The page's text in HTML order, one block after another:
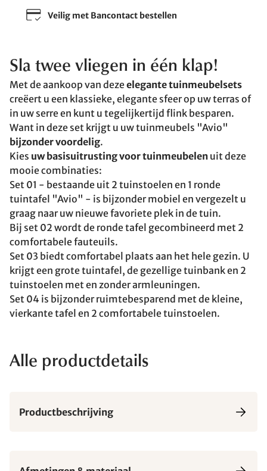
Veilig met Bancontact bestellen
Sla twee vliegen in één klap!
Met de aankoop van dezeelegante tuinmeubelsets
creëert u een klassieke, elegante sfeer op uw terras of
in uw serre en kunt u tegelijkertijd flink besparen.
Want in deze set krijgt u uw tuinmeubels "Avio"
bijzonder voordelig.
Kies uw basisuitrusting voor tuinmeubelen uit deze
mooie combinaties:
Set 01 - bestaande uit 2 tuinstoelen en 1 ronde
tuintafel "Avio" - is bijzonder mobiel en vergezelt u
graag naar uw nieuwe favoriete plek in de tuin.
Bij set 02 wordt de ronde tafel gecombineerd met 2
comfortabele fauteuils.
Set 03 biedt comfortabel plaats aan het hele gezin. U
krijgt een grote tuintafel, de gezellige tuinbank en 2
tuinstoelen met en zonder armleuningen.
Set 04 is bijzonder ruimtebesparend met de kleine,
vierkante tafel en 2 comfortabele tuinstoelen.
Alle productdetails
Productbeschrijving